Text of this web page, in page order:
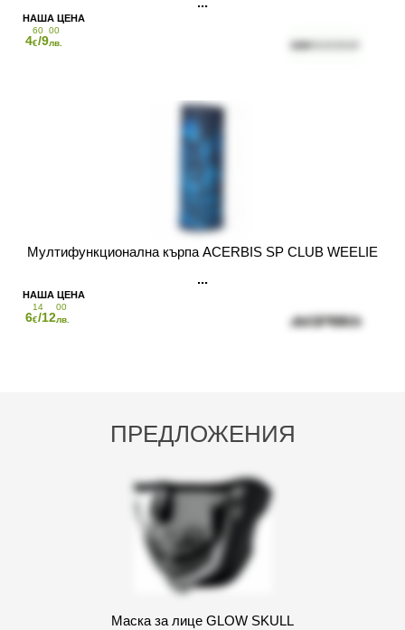
ПРЕДЛОЖЕНИЯ
Маска за лице GLOW SKULL
4
60
€/9
00
лв.
Мултифункционална кърпа ACERBIS SP CLUB WEELIE
6
14
€/12
00
лв.